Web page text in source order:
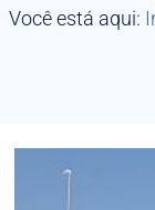
Você está aqui: